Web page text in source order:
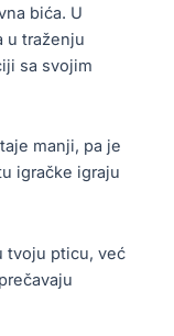
bića. U
u traženju
sa svojim
manji, pa je
igračke igraju
tvoju pticu, već